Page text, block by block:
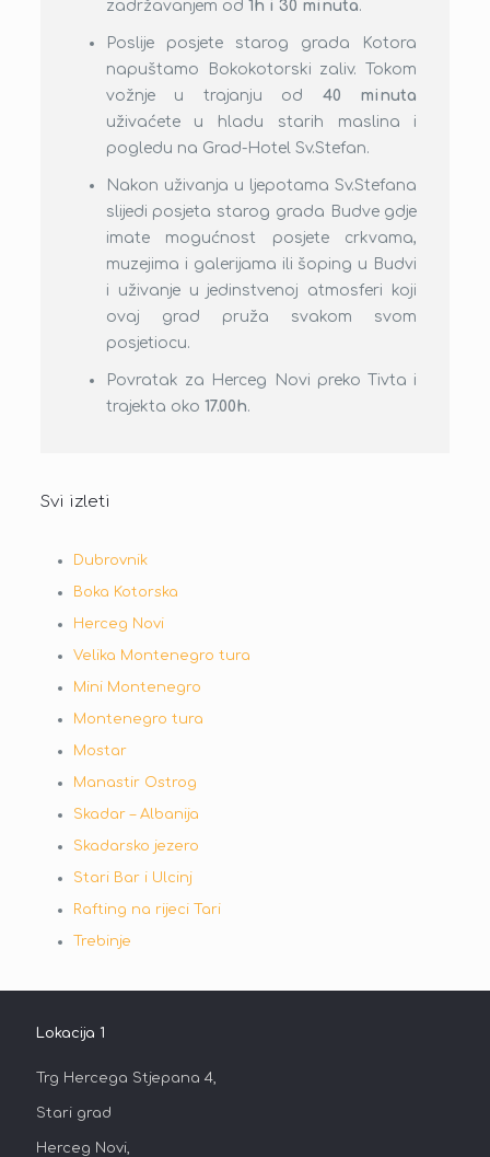
zadržavanjem od 1h i 30 minuta.
Poslije posjete starog grada Kotora
napuštamo Bokokotorski zaliv. Tokom
vožnje u trajanju od 40 minuta
uživaćete u hladu starih maslina i
pogledu na Grad-Hotel Sv.Stefan.
Nakon uživanja u ljepotama Sv.Stefana
slijedi posjeta starog grada Budve gdje
imate mogućnost posjete crkvama,
muzejima i galerijama ili šoping u Budvi
i uživanje u jedinstvenoj atmosferi koji
ovaj grad pruža svakom svom
posjetiocu.
Povratak za Herceg Novi preko Tivta i
trajekta oko 17.00h.
Ukoliko putnik otkaže izlet dan prije
polaska izleta do 14.00h, ostvaruje
pravo na povrat cjelokupnog iznosa
uplaćene izletničke karte.
Ukoliko putnik otkaže izlet dan prije
polaska izleta nakon 14.00h, ostvaruje
pravo na povrat 50% iznosa uplaćene
izletničke karte.
Ukoliko putnik otkaže izlet na dan
polaska izleta, ne ostvaruje pravo na
povrat uplaćenog iznosa izletničke
karte.
U slučaju nedovoljnog broja prijavljenih
situacija, agencija zadržava pravo
otkazivanja izleta uz obavezu da
putniku izvrši povrat cjelokupnog
U slučaju nepredviđenih objektivnih
gužva u saobraćaju, zatvaranje nekog
od lokaliteta predviđenog za
obilazak…), agencija zadržava pravo
promjene programa izleta.
U slučaju djelimične realizacije izleta ili
otkazivanja istog prouzrokovano
elementarnim nepogodama (poplava,
odgovornost.
Svi izleti
Dubrovnik
Boka Kotorska
Herceg Novi
Velika Montenegro tura
Mini Montenegro
Montenegro tura
Mostar
Manastir Ostrog
Skadar – Albanija
Skadarsko jezero
Stari Bar i Ulcinj
Rafting na rijeci Tari
Trebinje
Lokacija 1
Trg Hercega Stjepana 4,
Stari grad
Herceg Novi,